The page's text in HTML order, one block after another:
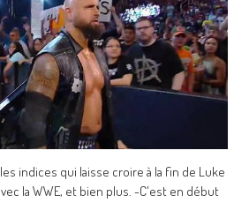
indices qui laisse croire à la fin de Luke
la WWE, et bien plus. -C'est en début